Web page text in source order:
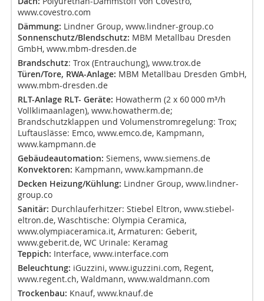
www.covestro.com
Dämmung: Lindner Group, www.lindner-group.co
Sonnenschutz/Blendschutz: MBM Metallbau Dresden
GmbH, www.mbm-dresden.de
Brandschutz: Trox (Entrauchung), www.trox.de
Türen/Tore, RWA-Anlage: MBM Metallbau Dresden GmbH,
www.mbm-dresden.de
RLT-Anlage RLT- Geräte: Howatherm (2 x 60 000 m³/h
Vollklimaanlagen), www.howatherm.de;
Brandschutzklappen und Volumenstromregelung: Trox;
Luftauslässe: Emco, www.emco.de, Kampmann,
www.kampmann.de
Gebäudeautomation: Siemens, www.siemens.de
Konvektoren: Kampmann, www.kampmann.de
Decken Heizung/Kühlung: Lindner Group, www.lindner-
group.co
Sanitär: Durchlauferhitzer: Stiebel Eltron, www.stiebel-
eltron.de, Waschtische: Olympia Ceramica,
www.olympiaceramica.it, Armaturen: Geberit,
www.geberit.de, WC Urinale: Keramag
Teppich: Interface, www.interface.com
Beleuchtung: iGuzzini, www.iguzzini.com, Regent,
www.regent.ch, Waldmann, www.waldmann.com
Trockenbau: Knauf, www.knauf.de